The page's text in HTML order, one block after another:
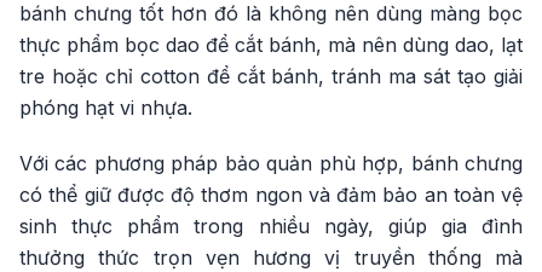
bánh chưng tốt hơn đó là không nên dùng màng bọc
thực phẩm bọc dao để cắt bánh, mà nên dùng dao, lạt
tre hoặc chỉ cotton để cắt bánh, tránh ma sát tạo giải
phóng hạt vi nhựa.
Với các phương pháp bảo quản phù hợp, bánh chưng
có thể giữ được độ thơm ngon và đảm bảo an toàn vệ
sinh thực phẩm trong nhiều ngày, giúp gia đình
thưởng thức trọn vẹn hương vị truyền thống mà